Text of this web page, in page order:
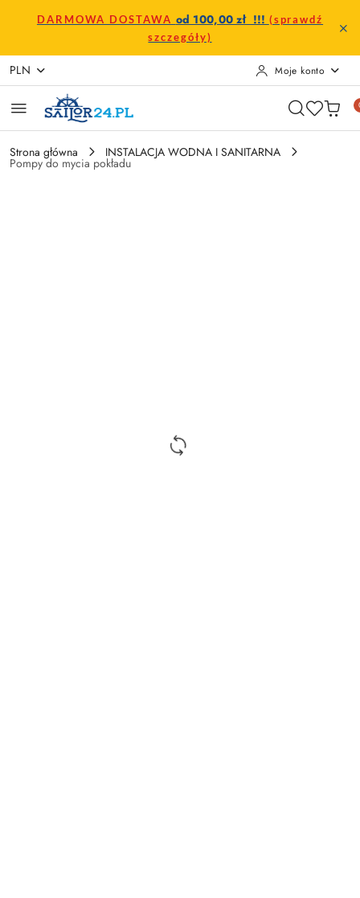
Przejdź do treści głównej
Przejdź do wyszukiwarki
Przejdź do moje konto
Przejdź do menu głównego
Przejdź do opisu produktu
Przejdź do stopki
DARMOWA DOSTAWA od 100,00 zł !!! (sprawdź
szczegóły)
PLN Moje konto
Strona główna INSTALACJA WODNA I SANITARNA
Pompy do mycia pokładu